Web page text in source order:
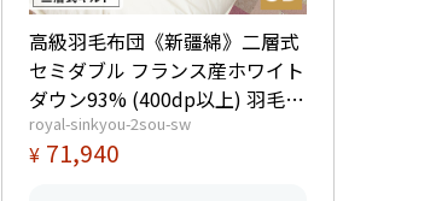
高級羽毛布団《新疆綿》二層式
セミダブル フランス産ホワイト
ダウン93% (400dp以上) 羽毛量
1.6kg 【5つ星ロイヤルゴールド
取得】【グッドふとんマーク取
royal-sinkyou-2sou-sw
¥ 71,940